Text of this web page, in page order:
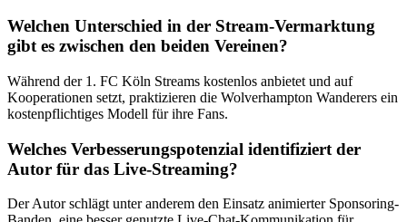
Welchen Unterschied in der Stream-Vermarktung
gibt es zwischen den beiden Vereinen?
Während der 1. FC Köln Streams kostenlos anbietet und auf
Kooperationen setzt, praktizieren die Wolverhampton Wanderers ein
kostenpflichtiges Modell für ihre Fans.
Welches Verbesserungspotenzial identifiziert der
Autor für das Live-Streaming?
Der Autor schlägt unter anderem den Einsatz animierter Sponsoring-